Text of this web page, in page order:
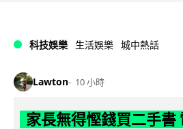
科技娛樂 生活娛樂 城中熱話
Lawton 10 小時
家長無得慳錢買二手書